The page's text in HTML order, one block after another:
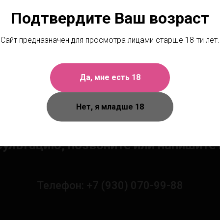
Подтвердите Ваш возраст
Сайт предназначен для просмотра лицами старше 18-ти лет.
Да, мне есть 18
Нет, я младше 18
позвоните или